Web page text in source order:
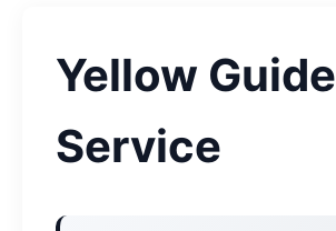
Yellow Guide
Service